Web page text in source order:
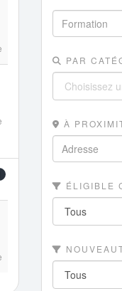
PAR
À
ÉLIGIBLE